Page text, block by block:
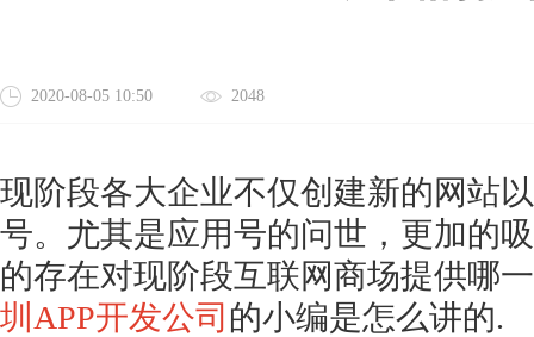
2020-08-05 10:50 2048
现阶段各大企业不仅创建新的网站
号。尤其是应用号的问世，更加的
的存在对现阶段互联网商场提供哪
圳 APP开发公司 的小编是怎么讲的.